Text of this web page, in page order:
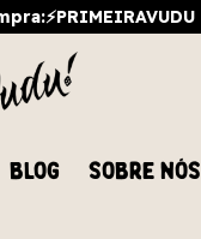
BLOG SOBRE NÓS